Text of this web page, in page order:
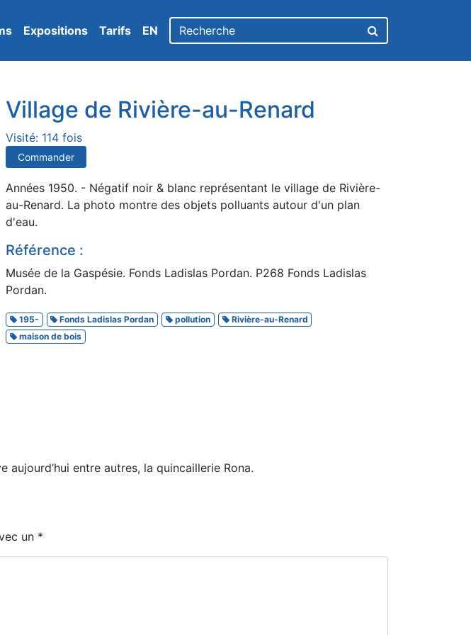
Expositions Tarifs EN
Village de Rivière-au-Renard
Visité: 114 fois
Commander
Années 1950. - Négatif noir & blanc représentant le village de Rivière-
au-Renard. La photo montre des objets polluants autour d'un plan
d'eau.
Référence :
Musée de la Gaspésie. Fonds Ladislas Pordan. P268 Fonds Ladislas
Pordan.
195- Fonds Ladislas Pordan pollution
Rivière-au-Renard
maison de bois
entre autres, la quincaillerie Rona.
un *